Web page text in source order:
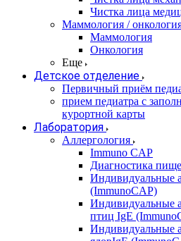
Чистка лица
Маммология /
Маммология
Онкология
Еще
Детское отделение
Первичный приём
прием педиатра с
курортной карты
Лаборатория
Аллергология
Immuno CAP
Диагностика
Индивидуальные
(ImmunoCAP)
Индивидуальные
птиц IgE
Индивидуальные